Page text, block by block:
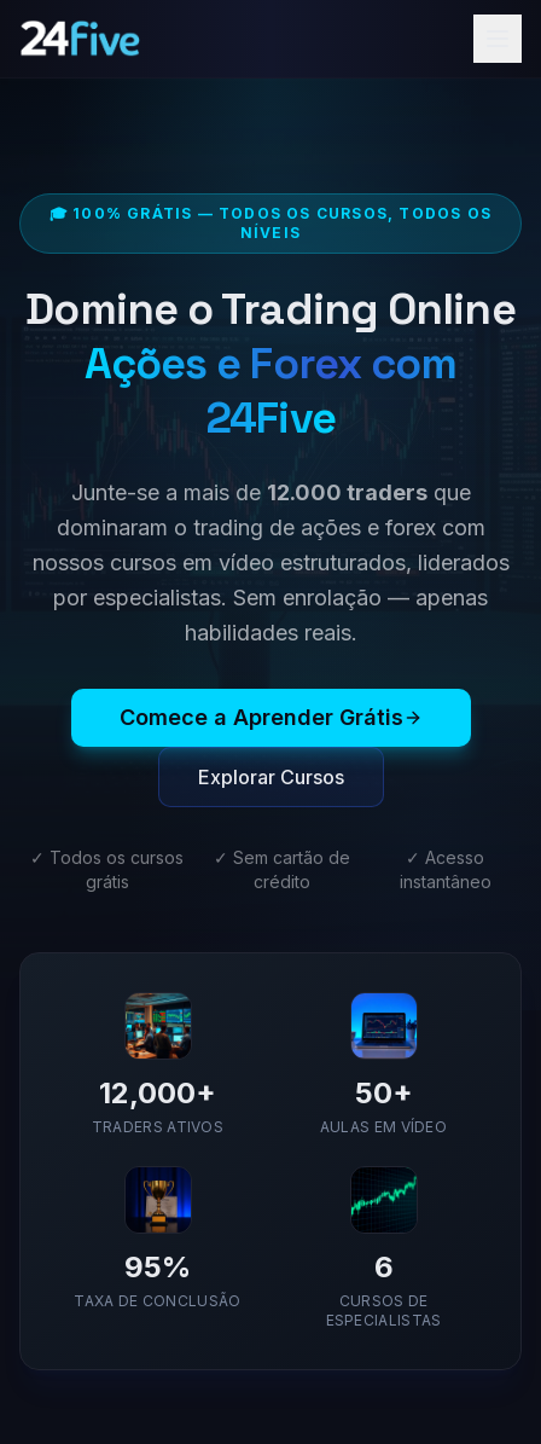
IDIOMA
Español English Português
Entrar
Começar
🎓 100% GRÁTIS — TODOS OS CURSOS, TODOS OS
NÍVEIS
Domine o Trading Online
Ações e Forex com
24Five
Junte-se a mais de 12.000 tradersque
dominaram o trading de ações e forex com
nossos cursos em vídeo estruturados, liderados
por especialistas. Sem enrolação — apenas
habilidades reais.
Comece a Aprender Grátis
Explorar Cursos
✓ Todos os cursos
grátis
✓ Sem cartão de
crédito
✓ Acesso
instantâneo
12,000+
TRADERS ATIVOS
50+
AULAS EM VÍDEO
95%
TAXA DE CONCLUSÃO
6
CURSOS DE
ESPECIALISTAS